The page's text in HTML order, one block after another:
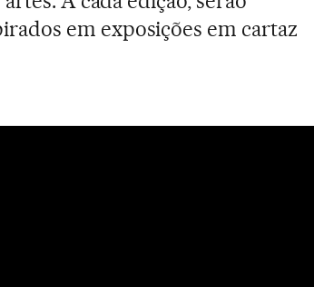
em exposições em cartaz